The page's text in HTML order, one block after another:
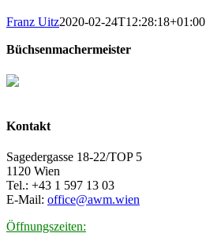
Franz Uitz2020-02-24T12:28:18+01:00
Büchsenmachermeister
Kontakt
Sagedergasse 18-22/TOP 5
1120 Wien
Tel.: +43 1 597 13 03
E-Mail: office@awm.wien
Öffnungszeiten: